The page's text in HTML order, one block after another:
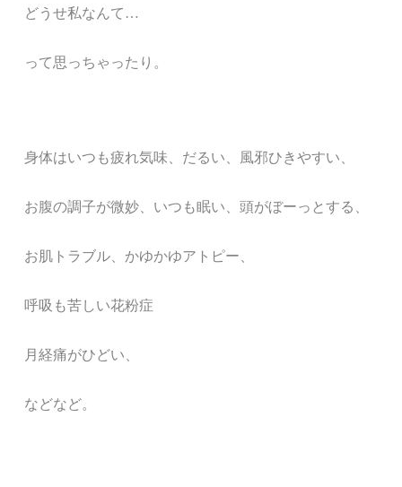
どうせ私なんて …
って思っちゃったり。
身体はいつも疲れ気味、だるい、風邪ひきやすい、
お腹の調子が微妙、いつも眠い、頭がぼーっとする、
お肌トラブル、かゆかゆアトピー、
呼吸も苦しい花粉症
月経痛がひどい、
などなど。